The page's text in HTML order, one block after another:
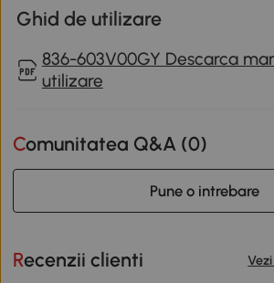
Ghid de utilizare
836-603V00GY Descarca
utilizare
Comunitatea Q&A (0)
Pune o intrebare
Recenzii clienti